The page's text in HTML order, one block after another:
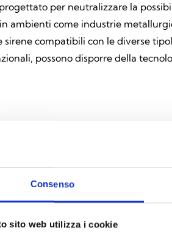
Consenso
sito web utilizza i cookie
per neutralizzare la
in ambienti come industrie
compatibili con le diverse
possono disporre della